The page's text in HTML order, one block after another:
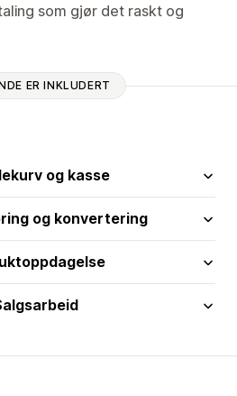
som gjør det raskt og
ER INKLUDERT
og kasse
og konvertering